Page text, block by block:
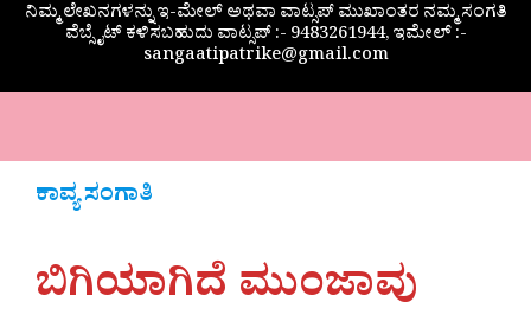
ನಿಮ್ಮ ಲೇಖನಗಳನ್ನು ಇ-ಮೇಲ್ ಅಥವಾ ವಾಟ್ಸಪ್ ಮುಖಾಂತರ ನಮ್ಮ ಸಂಗತಿ
ವೆಬ್ಸೈಟ್ ಕಳಿಸಬಹುದು ವಾಟ್ಸಪ್‌ :- 9483261944, ಇಮೇಲ್ :-
sangaatipatrike@gmail.com
ಕಾವ್ಯ ಸಂಗಾತಿ
ಬಿಗಿಯಾಗಿದೆ ಮುಂಜಾವು